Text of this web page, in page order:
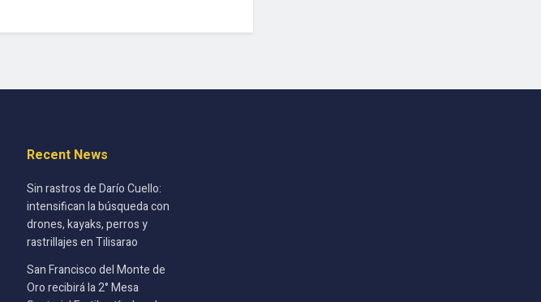
Recent News
Sin rastros de Darío Cuello:
intensifican la búsqueda con
drones, kayaks, perros y
rastrillajes en Tilisarao
San Francisco del Monte de
Oro recibirá la 2° Mesa